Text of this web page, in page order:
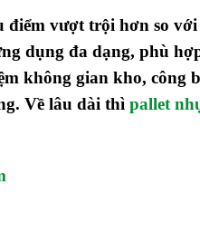
điểm vượt trội hơn so với
dụng đa dạng, phù
không gian kho, công
Về lâu dài thì pallet